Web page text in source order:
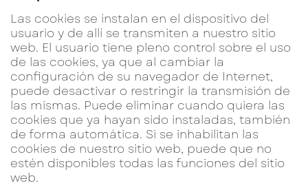
Las cookies se instalan en el dispositivo del
usuario y de allí se transmiten a nuestro sitio
web. El usuario tiene pleno control sobre el uso
de las cookies, ya que al cambiar la
configuración de su navegador de Internet,
puede desactivar o restringir la transmisión de
las mismas. Puede eliminar cuando quiera las
cookies que ya hayan sido instaladas, también
de forma automática. Si se inhabilitan las
cookies de nuestro sitio web, puede que no
estén disponibles todas las funciones del sitio
web.